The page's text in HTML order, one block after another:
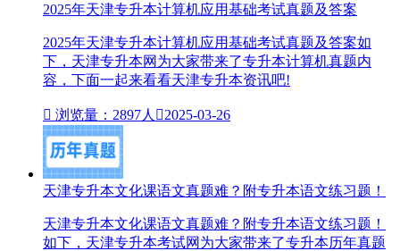
2025年天津专升本计算机应用基础考试真题及答案
2025年天津专升本计算机应用基础考试真题及答案如
下，天津专升本网为大家带来了专升本计算机真题内
容，下面一起来看看天津专升本资讯吧!
 浏览量：2897人 2025-03-26
天津专升本文化课语文真题难？附专升本语文练习题！
天津专升本文化课语文真题难？附专升本语文练习题！
如下，天津专升本考试网为大家带来了专升本历年真题